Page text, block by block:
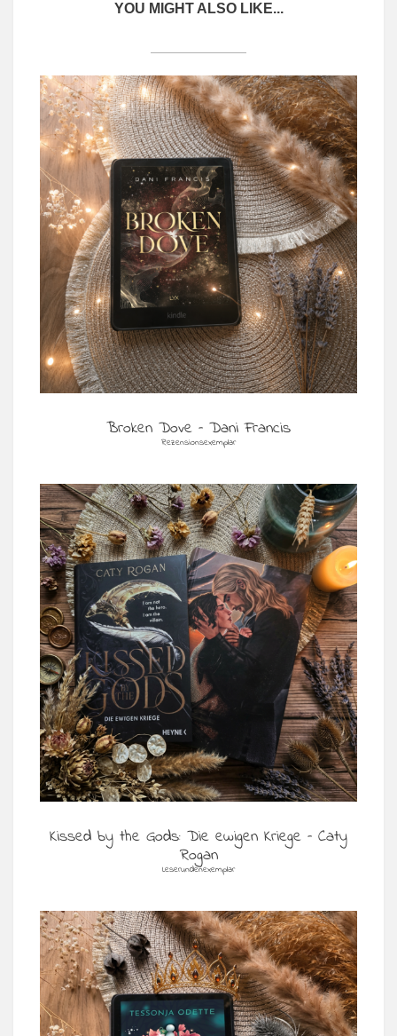
YOU MIGHT ALSO LIKE...
Broken Dove – Dani Francis
Rezensionsexemplar
Kissed by the Gods: Die ewigen Kriege – Caty
Rogan
Leserundenexemplar